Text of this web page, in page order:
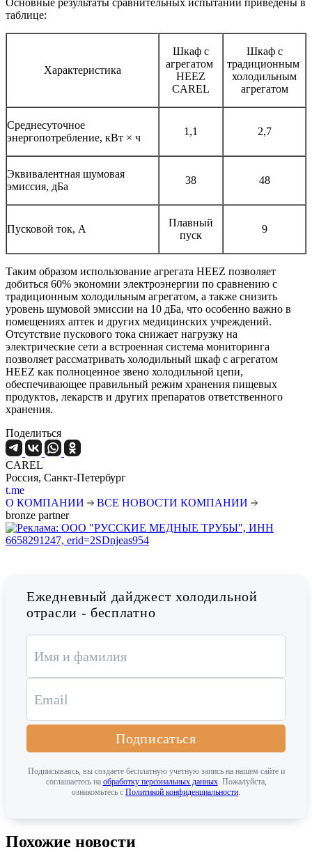
Основные результаты сравнительных испытаний приведены в
таблице:
Характеристика
Шкаф с
агрегатом
HEEZ
CAREL
Шкаф с
традиционным
холодильным
агрегатом
Среднесуточное
энергопотребление, кВт × ч
1,1 2,7
Эквивалентная шумовая
эмиссия, дБа
38 48
Пусковой ток, А
Плавный
пуск
9
Таким образом использование агрегата HEEZ позволяет
добиться 60% экономии электроэнергии по сравнению с
традиционным холодильным агрегатом, а также снизить
уровень шумовой эмиссии на 10 дБа, что особенно важно в
помещениях аптек и других медицинских учреждений.
Отсутствие пускового тока снижает нагрузку на
электрические сети а встроенная система мониторинга
позволяет рассматривать холодильный шкаф с агрегатом
HEEZ как полноценное звено холодильной цепи,
обеспечивающее правильный режим хранения пищевых
продуктов, лекарств и других препаратов ответственного
хранения.
Поделиться
CAREL
Россия, Санкт-Петербург
t.me
О КОМПАНИИ
ВСЕ НОВОСТИ КОМПАНИИ
bronze partner
Ежедневный дайджест холодильной
отрасли - бесплатно
Подписаться
Подписываясь, вы создаете бесплатную учетную запись на нашем сайте и
соглашаетесь на обработку персональных данных. Пожалуйста,
ознакомьтесь с Политикой конфиденциальности.
Похожие новости